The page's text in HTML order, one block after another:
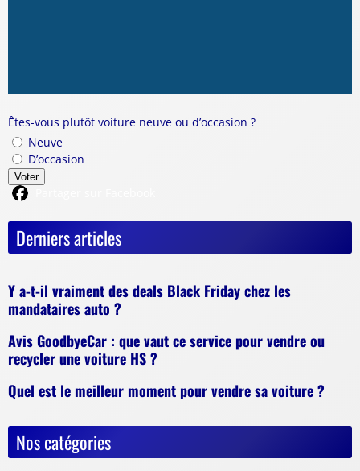
Êtes-vous plutôt voiture neuve ou d’occasion ?
Neuve
D’occasion
Voter
Derniers articles
Y a-t-il vraiment des deals Black Friday chez les
mandataires auto ?
Avis GoodbyeCar : que vaut ce service pour vendre ou
recycler une voiture HS ?
Quel est le meilleur moment pour vendre sa voiture ?
Nos catégories